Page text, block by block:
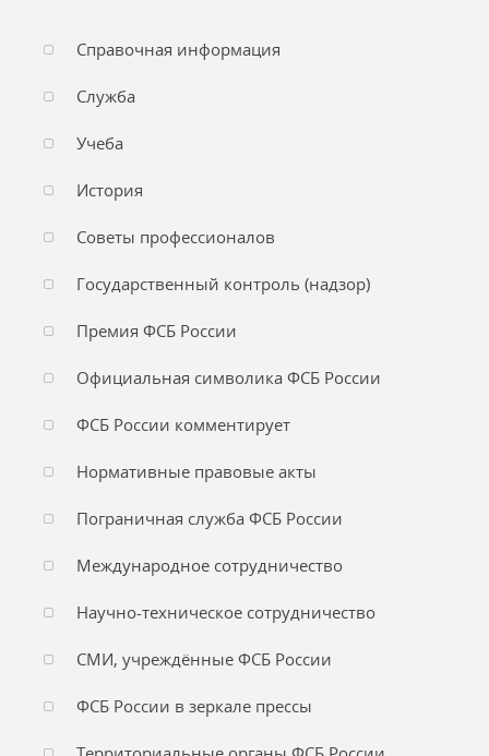
Справочная информация
Служба
Учеба
История
Советы профессионалов
Государственный контроль (надзор)
Премия ФСБ России
Официальная символика ФСБ России
ФСБ России комментирует
Нормативные правовые акты
Пограничная служба ФСБ России
Международное сотрудничество
Научно-техническое сотрудничество
СМИ, учреждённые ФСБ России
ФСБ России в зеркале прессы